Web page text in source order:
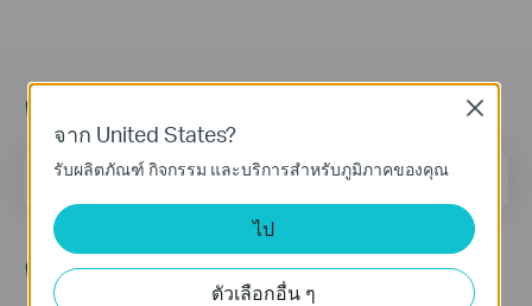
ติดตามข้อมูลข่าวสาร
ที่อยู่อีเมล ลงทะเบียน
ติดตามเรา
จาก United States?
รับผลิตภัณฑ์ กิจกรรม และบริการสำหรับภูมิภาคของคุณ
ไป
ตัวเลือกอื่น ๆ
Close